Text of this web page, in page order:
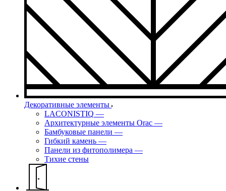
Декоративные элементы
LACONISTIQ —
Архитектурные элементы Orac —
Бамбуковые панели —
Гибкий камень —
Панели из фитополимера —
Тихие стены